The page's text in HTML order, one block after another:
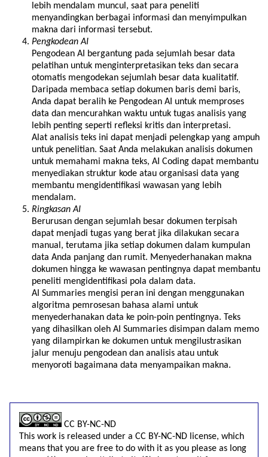
lebih mendalam muncul, saat para peneliti
menyandingkan berbagai informasi dan menyimpulkan
makna dari informasi tersebut.
Pengkodean AI
Pengodean AI bergantung pada sejumlah besar data
pelatihan untuk menginterpretasikan teks dan secara
otomatis mengodekan sejumlah besar data kualitatif.
Daripada membaca setiap dokumen baris demi baris,
Anda dapat beralih ke Pengodean AI untuk memproses
data dan mencurahkan waktu untuk tugas analisis yang
lebih penting seperti refleksi kritis dan interpretasi.
Alat analisis teks ini dapat menjadi pelengkap yang ampuh
untuk penelitian. Saat Anda melakukan analisis dokumen
untuk memahami makna teks, AI Coding dapat membantu
menyediakan struktur kode atau organisasi data yang
membantu mengidentifikasi wawasan yang lebih
mendalam.
Ringkasan AI
Berurusan dengan sejumlah besar dokumen terpisah
dapat menjadi tugas yang berat jika dilakukan secara
manual, terutama jika setiap dokumen dalam kumpulan
data Anda panjang dan rumit. Menyederhanakan makna
dokumen hingga ke wawasan pentingnya dapat membantu
peneliti mengidentifikasi pola dalam data.
AI Summaries mengisi peran ini dengan menggunakan
algoritma pemrosesan bahasa alami untuk
menyederhanakan data ke poin-poin pentingnya. Teks
yang dihasilkan oleh AI Summaries disimpan dalam memo
yang dilampirkan ke dokumen untuk mengilustrasikan
jalur menuju pengodean dan analisis atau untuk
menyoroti bagaimana data menyampaikan makna.
CC BY-NC-ND
This work is released under a CC BY-NC-ND license, which
means that you are free to do with it as you please as long